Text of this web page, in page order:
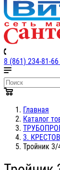
8 (861) 234-81-
Главная
Каталог
3.
Тройник 3/